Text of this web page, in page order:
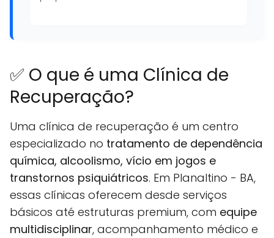
✅ O que é uma Clínica de
Recuperação?
Uma clínica de recuperação é um centro
especializado no tratamento de dependência
química, alcoolismo, vício em jogos e
transtornos psiquiátricos. Em Planaltino - BA,
essas clínicas oferecem desde serviços
básicos até estruturas premium, com equipe
multidisciplinar, acompanhamento médico e